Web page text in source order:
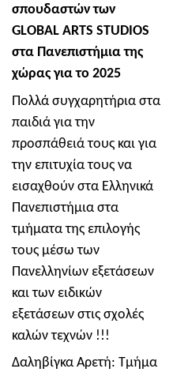
σπουδαστών των
GLOBAL ARTS STUDIOS
στα Πανεπιστήμια της
χώρας για το 2025
Πολλά συγχαρητήρια στα
παιδιά για την
προσπάθειά τους και για
την επιτυχία τους να
εισαχθούν στα Ελληνικά
Πανεπιστήμια στα
τμήματα της επιλογής
τους μέσω των
Πανελληνίων εξετάσεων
και των ειδικών
εξετάσεων στις σχολές
καλών τεχνών !!!
Δαληβίγκα Αρετή: Τμήμα